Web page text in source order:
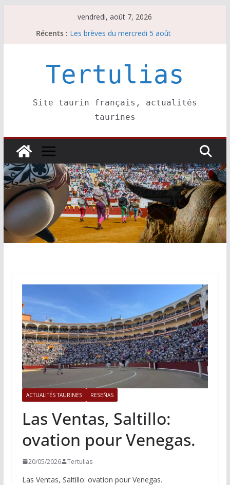
vendredi, août 7, 2026
Récents : Les brèves du mercredi 5 août
Escalafón 2026 – novilleros –
Les brèves du jeudi 6 août
Tertulias
Site taurin français, actualités
taurines
ACTUALITÉS TAURINES RESEÑAS
Las Ventas, Saltillo:
ovation pour Venegas.
20/05/2026 Tertulias
Las Ventas, Saltillo: ovation pour Venegas.